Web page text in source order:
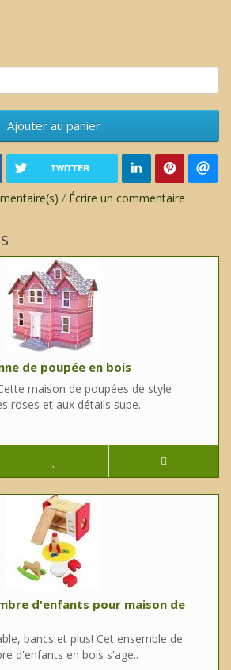
Ajouter au panier
TWITTER
/ Écrire un commentaire
de poupée en bois
maison de poupées de style
roses et aux détails supe..
d'enfants pour maison de
bancs et plus! Cet ensemble de
d'enfants en bois s'age..